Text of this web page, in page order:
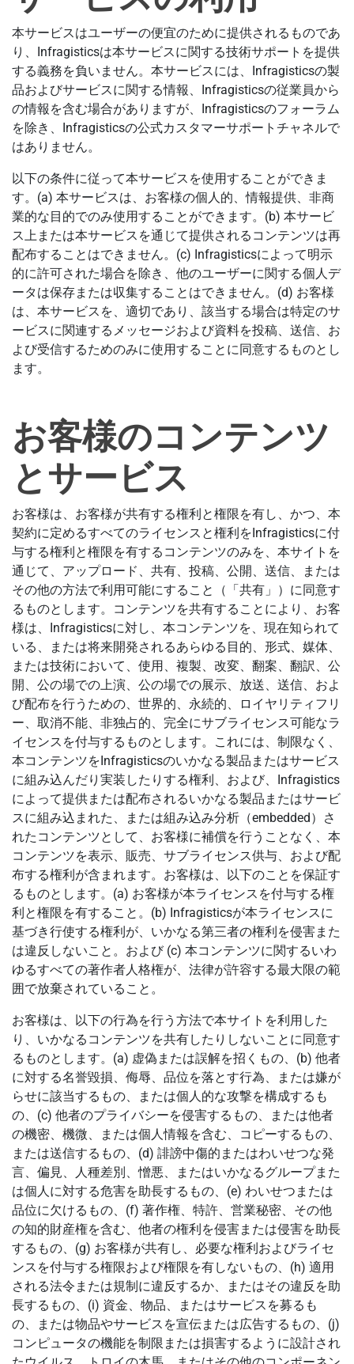
本サービスはユーザーの便宜のために提供されるものであ
り、Infragisticsは本サービスに関する技術サポートを提供
する義務を負いません。本サービスには、Infragisticsの製
品およびサービスに関する情報、Infragisticsの従業員から
の情報を含む場合がありますが、Infragisticsのフォーラム
を除き、Infragisticsの公式カスタマーサポートチャネルで
はありません。
以下の条件に従って本サービスを使用することができま
す。(a) 本サービスは、お客様の個人的、情報提供、非商
業的な目的でのみ使用することができます。(b) 本サービ
ス上または本サービスを通じて提供されるコンテンツは再
配布することはできません。(c) Infragisticsによって明示
的に許可された場合を除き、他のユーザーに関する個人デ
ータは保存または収集することはできません。(d) お客様
は、本サービスを、適切であり、該当する場合は特定のサ
ービスに関連するメッセージおよび資料を投稿、送信、お
よび受信するためのみに使用することに同意するものとし
ます。
お客様のコンテンツ
とサービス
お客様は、お客様が共有する権利と権限を有し、かつ、本
契約に定めるすべてのライセンスと権利をInfragisticsに付
与する権利と権限を有するコンテンツのみを、本サイトを
通じて、アップロード、共有、投稿、公開、送信、または
その他の方法で利用可能にすること（「共有」）に同意す
るものとします。コンテンツを共有することにより、お客
様は、Infragisticsに対し、本コンテンツを、現在知られて
いる、または将来開発されるあらゆる目的、形式、媒体、
または技術において、使用、複製、改変、翻案、翻訳、公
開、公の場での上演、公の場での展示、放送、送信、およ
び配布を行うための、世界的、永続的、ロイヤリティフリ
ー、取消不能、非独占的、完全にサブライセンス可能なラ
イセンスを付与するものとします。これには、制限なく、
本コンテンツをInfragisticsのいかなる製品またはサービス
に組み込んだり実装したりする権利、および、Infragistics
によって提供または配布されるいかなる製品またはサービ
スに組み込まれた、または組み込み分析（embedded）さ
れたコンテンツとして、お客様に補償を行うことなく、本
コンテンツを表示、販売、サブライセンス供与、および配
布する権利が含まれます。お客様は、以下のことを保証す
るものとします。(a) お客様が本ライセンスを付与する権
利と権限を有すること。(b) Infragisticsが本ライセンスに
基づき行使する権利が、いかなる第三者の権利を侵害また
は違反しないこと。および (c) 本コンテンツに関するいわ
ゆるすべての著作者人格権が、法律が許容する最大限の範
囲で放棄されていること。
お客様は、以下の行為を行う方法で本サイトを利用した
り、いかなるコンテンツを共有したりしないことに同意す
るものとします。(a) 虚偽または誤解を招くもの、(b) 他者
に対する名誉毀損、侮辱、品位を落とす行為、または嫌が
らせに該当するもの、または個人的な攻撃を構成するも
の、(c) 他者のプライバシーを侵害するもの、または他者
の機密、機微、または個人情報を含む、コピーするもの、
または送信するもの、(d) 誹謗中傷的またはわいせつな発
言、偏見、人種差別、憎悪、またはいかなるグループまた
は個人に対する危害を助長するもの、(e) わいせつまたは
品位に欠けるもの、(f) 著作権、特許、営業秘密、その他
の知的財産権を含む、他者の権利を侵害または侵害を助長
するもの、(g) お客様が共有し、必要な権利およびライセ
ンスを付与する権限および権限を有しないもの、(h) 適用
される法令または規制に違反するか、またはその違反を助
長するもの、(i) 資金、物品、またはサービスを募るも
の、または物品やサービスを宣伝または広告するもの、(j)
コンピュータの機能を制限または損害するように設計され